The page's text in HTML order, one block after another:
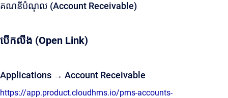
គណនីបំណុល (Account Receivable)
បើកលីង (Open Link)
Applications → Account Receivable
https://app.product.cloudhms.io/pms-accounts-